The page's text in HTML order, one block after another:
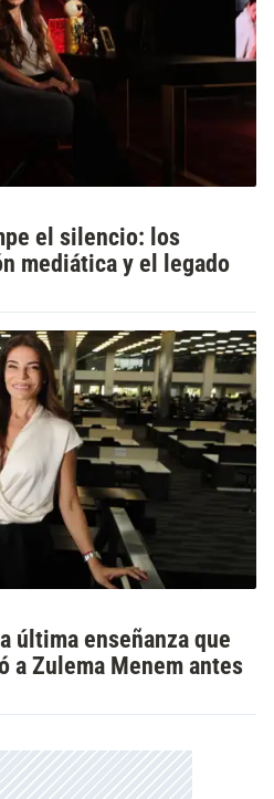
el silencio: los
mediática y el legado
última enseñanza que
a Zulema Menem antes